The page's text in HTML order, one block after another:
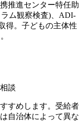
推進センター特任助
ム観察検査)、ADI-
得。子どもの主体性
談
すめします。受給者
自治体によって異な